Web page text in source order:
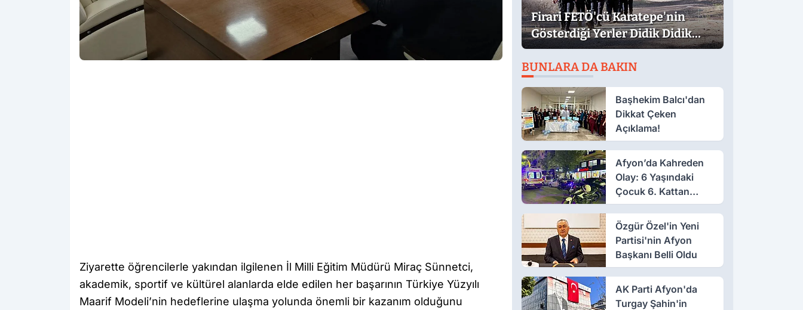
Ziyarette öğrencilerle yakından ilgilenen İl Milli Eğitim Müdürü Miraç Sünnetci,
akademik, sportif ve kültürel alanlarda elde edilen her başarının Türkiye Yüzyılı
Maarif Modeli’nin hedeflerine ulaşma yolunda önemli bir kazanım olduğunu
Firari FETÖ'cü Karatepe'nin
Gösterdiği Yerler Didik Didik
Aranıyor
BUNLARA DA BAKIN
Başhekim Balcı'dan
Dikkat Çeken
Açıklama!
Afyon’da Kahreden
Olay: 6 Yaşındaki
Çocuk 6. Kattan
Düştü
Özgür Özel'in Yeni
Partisi'nin Afyon
Başkanı Belli Oldu
AK Parti Afyon'da
Turgay Şahin'in